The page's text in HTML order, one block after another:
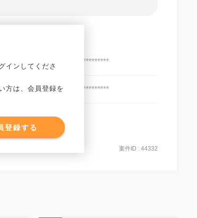
インしてくださ
方は、会員登録を
登録する
********************
********************
案件ID : 44332